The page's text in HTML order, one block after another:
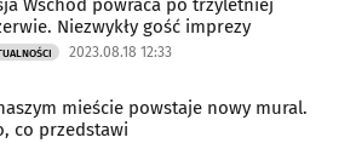
Wschód powraca po trzyletniej
Niezwykły gość imprezy
2023.08.18 12:33
mieście powstaje nowy mural.
co przedstawi